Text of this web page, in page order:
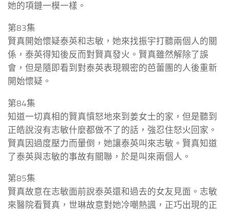
她的項鏈一模一樣。
第83集
賢真開始懷疑泰英和志敏，她來找振宇打聽兩個人的關
係，泰英得知後反而對賢真發火。賢真雖然解除了誤
會，但是隨即看到對泰英表現親密的芭蕾團的人後重新
開始懷疑。
第84集
知道一切真相的賢真憤怒地來到姜女士的家，但是聽到
正皓說沒有志敏什麼都做不了的話，強忍住怒火回家。
賢真因過度壓力而暈倒，她讓泰英叫來志敏。賢真知道
了泰英與志敏的事故有關聯，於是叫來兩個人。
第85集
賢真故意在志敏面前說泰英還和過去的女友見面。志敏
來醫院看賢真，世琳故意對她冷嘲熱諷，正巧出現的正